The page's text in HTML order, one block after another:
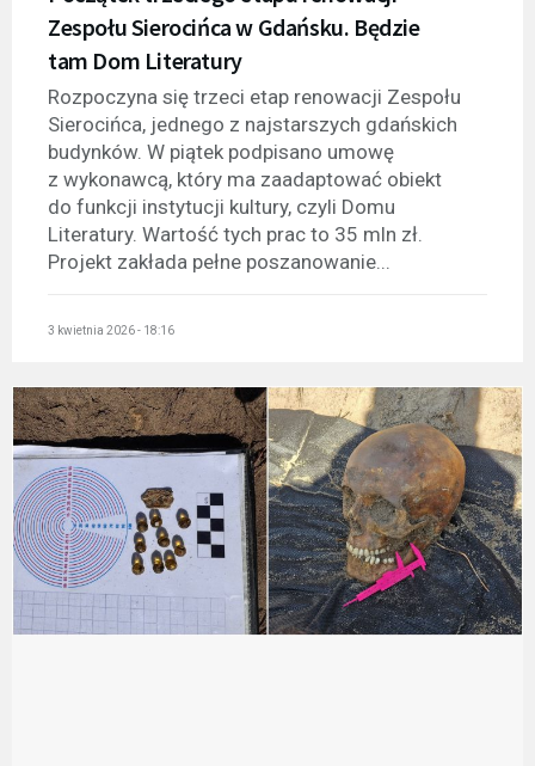
Zespołu Sierocińca w Gdańsku. Będzie
tam Dom Literatury
Rozpoczyna się trzeci etap renowacji Zespołu
Sierocińca, jednego z najstarszych gdańskich
budynków. W piątek podpisano umowę
z wykonawcą, który ma zaadaptować obiekt
do funkcji instytucji kultury, czyli Domu
Literatury. Wartość tych prac to 35 mln zł.
Projekt zakłada pełne poszanowanie...
3 kwietnia 2026 - 18:16